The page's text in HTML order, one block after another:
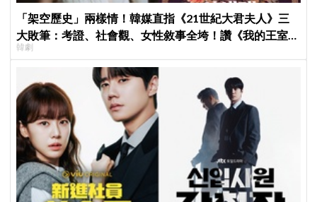
「架空歷史」兩樣情！韓媒直指《21世紀大君夫人》三
大敗筆：考證、社會觀、女性敘事全垮！讚《我的王室死
對頭》諷刺到位
韓劇